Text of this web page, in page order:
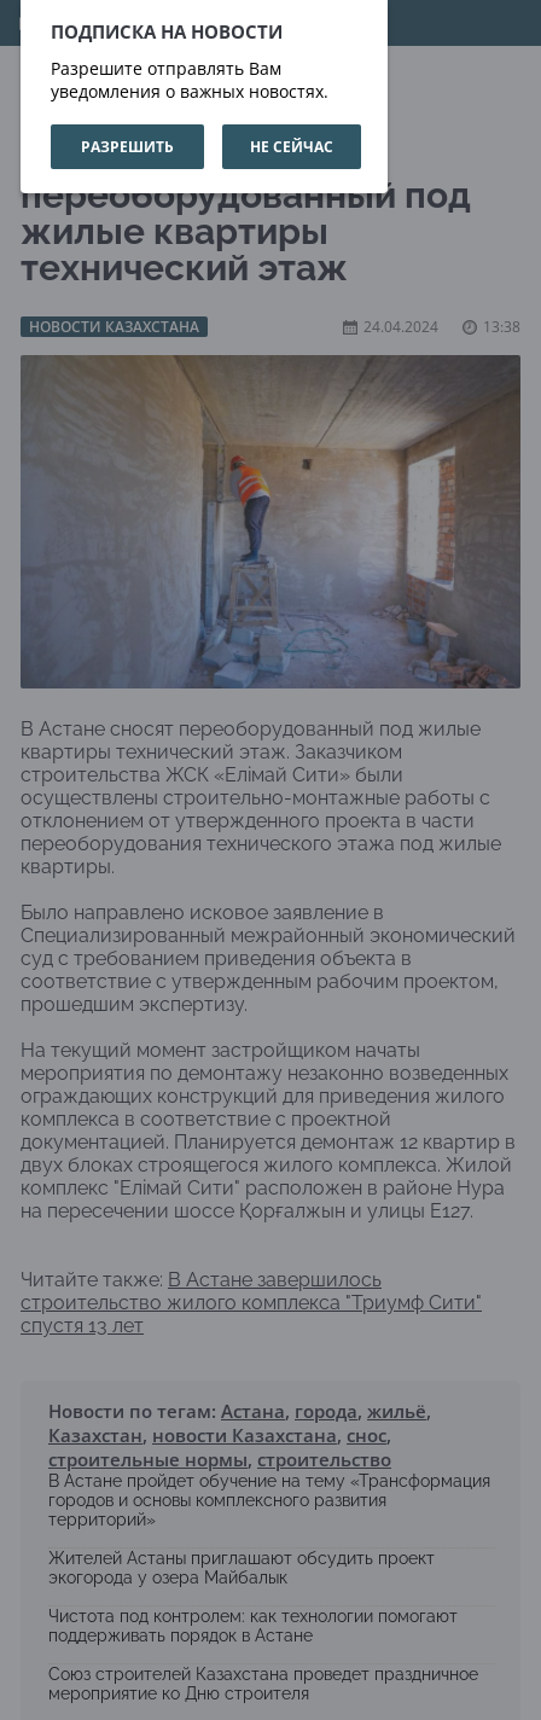
ПОДПИСКА НА НОВОСТИ
Разрешите отправлять Вам
уведомления о важных новостях.
РАЗРЕШИТЬ НЕ СЕЙЧАС
09.08.2026 08:11:37
В Астане сносят
переоборудованный под
жилые квартиры
технический этаж
НОВОСТИ КАЗАХСТАНА 24.04.2024 13:38
В Астане сносят переоборудованный под жилые
квартиры технический этаж. Заказчиком
строительства ЖСК «Елімай Сити» были
осуществлены строительно-монтажные работы с
отклонением от утвержденного проекта в части
переоборудования технического этажа под жилые
квартиры.
Было направлено исковое заявление в
Специализированный межрайонный экономический
суд с требованием приведения объекта в
соответствие с утвержденным рабочим проектом,
прошедшим экспертизу.
На текущий момент застройщиком начаты
мероприятия по демонтажу незаконно возведенных
ограждающих конструкций для приведения жилого
комплекса в соответствие с проектной
документацией. Планируется демонтаж 12 квартир в
двух блоках строящегося жилого комплекса. Жилой
комплекс "Елімай Сити" расположен в районе Нура
на пересечении шоссе Қорғалжын и улицы E127.
Читайте также: В Астане завершилось
строительство жилого комплекса "Триумф Сити"
спустя 13 лет
Новости по тегам: Астана, города, жильё,
Казахстан, новости Казахстана, снос,
строительные нормы, строительство
В Астане пройдет обучение на тему «Трансформация
городов и основы комплексного развития
территорий»
Жителей Астаны приглашают обсудить проект
экогорода у озера Майбалык
Чистота под контролем: как технологии помогают
поддерживать порядок в Астане
Союз строителей Казахстана проведет праздничное
мероприятие ко Дню строителя